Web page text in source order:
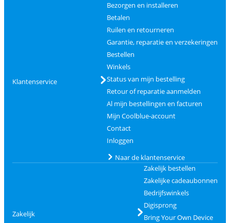
Klantenservice
Bezorgen en installeren
Betalen
Ruilen en retourneren
Garantie, reparatie en verzekeringen
Bestellen
Winkels
Status van mijn bestelling
Retour of reparatie aanmelden
Al mijn bestellingen en facturen
Mijn Coolblue-account
Contact
Inloggen
Naar de klantenservice
Zakelijk
Zakelijk bestellen
Zakelijke cadeaubonnen
Bedrijfswinkels
Digisprong
Bring Your Own Device